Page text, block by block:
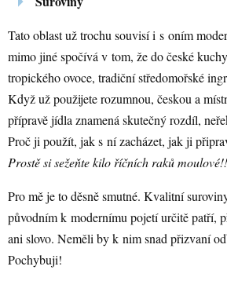
Tato oblast už trochu souvisí i s oním
mimo jiné spočívá v tom, že do české
tropického ovoce, tradiční středomořské
Když už použijete rozumnou, českou a
přípravě jídla znamená skutečný rozdíl,
Proč ji použít, jak s ní zacházet, jak ji
Prostě si sežeňte kilo říčních raků
Pro mě je to děsně smutné. Kvalitní
původním k modernímu pojetí určitě patří,
ani slovo. Neměli by k nim snad přizvaní
Pochybuji!